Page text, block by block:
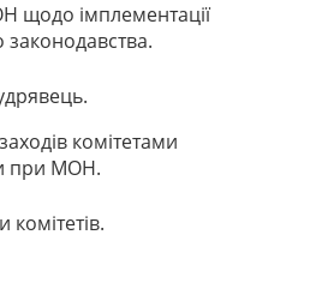
щодо імплементації
комітетами
при МОН.